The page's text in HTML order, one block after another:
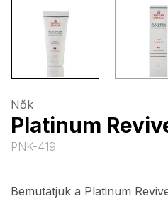
Nők
Platinum
PNK-419
Bemutatjuk a Platinum